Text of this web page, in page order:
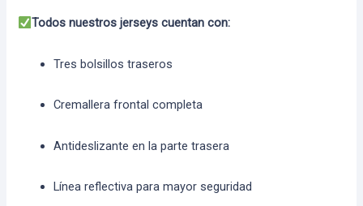
Todos nuestros jerseys cuentan con:
Tres bolsillos traseros
Cremallera frontal completa
Antideslizante en la parte trasera
Línea reflectiva para mayor seguridad